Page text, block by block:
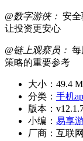
@数字游侠： 安
让投资更安心
@链上观察员： 每
策略的重要参考
大小： 49.4
分类： 手机
版本：
小编： 易享
厂商： 互联网